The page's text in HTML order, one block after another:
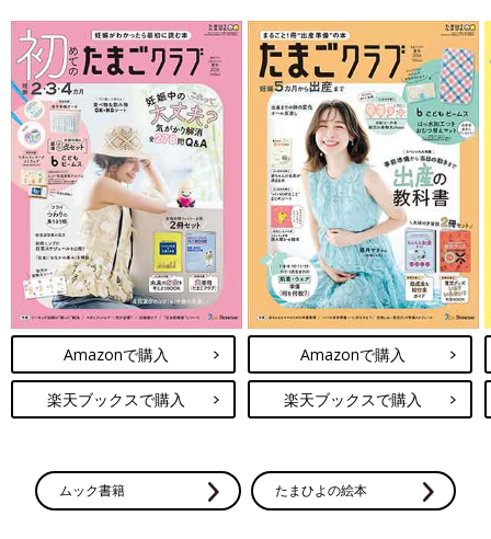
Amazonで購入
楽天ブックスで購入
Amazonで購入
楽天ブックスで購入
ムック書籍 たまひよの絵本